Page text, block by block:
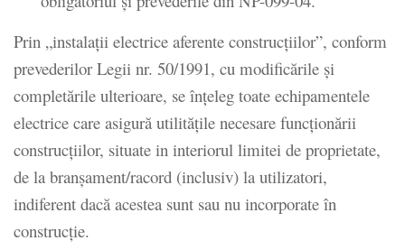
Prin „instalații electrice aferente construcțiilor”, conform
prevederilor Legii nr. 50/1991, cu modificările și
completările ulterioare, se înțeleg toate echipamentele
electrice care asigură utilitățile necesare funcționării
construcțiilor, situate in interiorul limitei de proprietate,
de la branșament/racord (inclusiv) la utilizatori,
indiferent dacă acestea sunt sau nu incorporate în
construcție.